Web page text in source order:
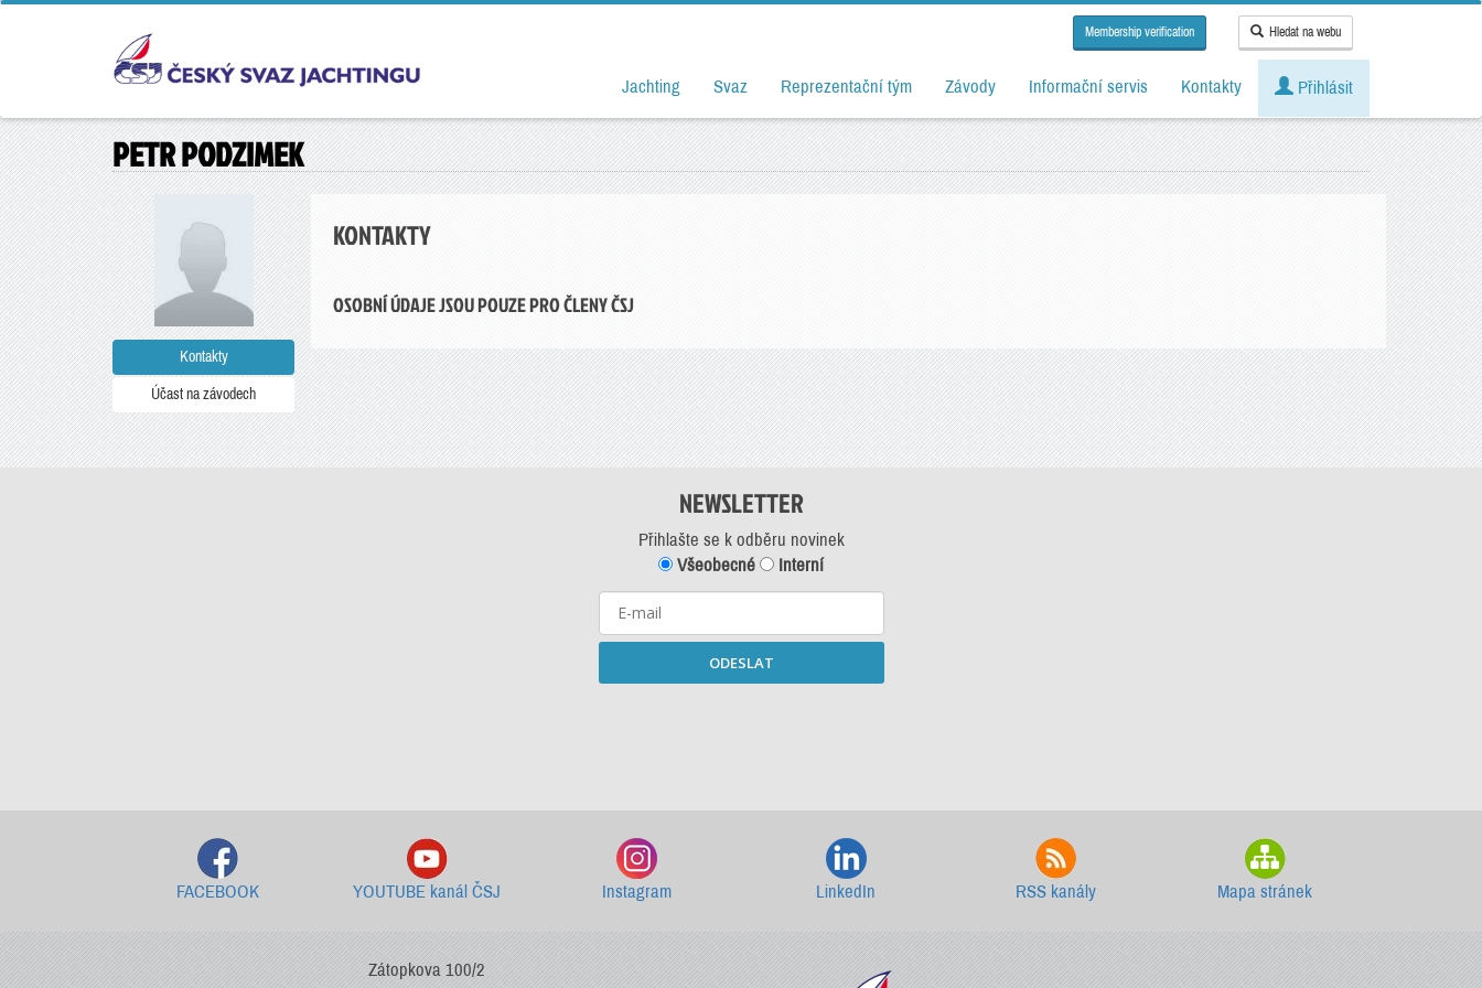
Membership verification Hledat na webu
Jachting Svaz Reprezentační tým Závody Informační servis Kontakty Přihlásit
PETR PODZIMEK
Kontakty
Účast na závodech
KONTAKTY
OSOBNÍ ÚDAJE JSOU POUZE PRO ČLENY ČSJ
NEWSLETTER
Přihlašte se k odběru novinek
Všeobecné
Interní
ODESLAT
FACEBOOK YOUTUBE kanál ČSJ Instagram LinkedIn RSS kanály Mapa stránek
Zátopkova 100/2